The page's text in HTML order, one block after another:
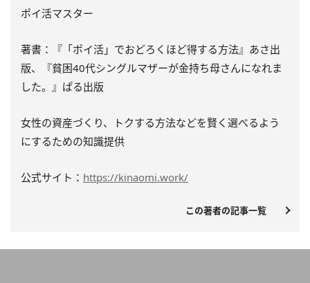
ポイ活マスター
著書：『「ポイ活」でおどろくほど得する方法』あさ出
版、『貧困40代シングルマザーが金持ち母さんになれま
した。』ぱる出版
女性の資産づくり、トクする方法などを賢く選べるよう
にするための知識提供
公式サイト： https://kinaomi.work/
この著者の記事一覧